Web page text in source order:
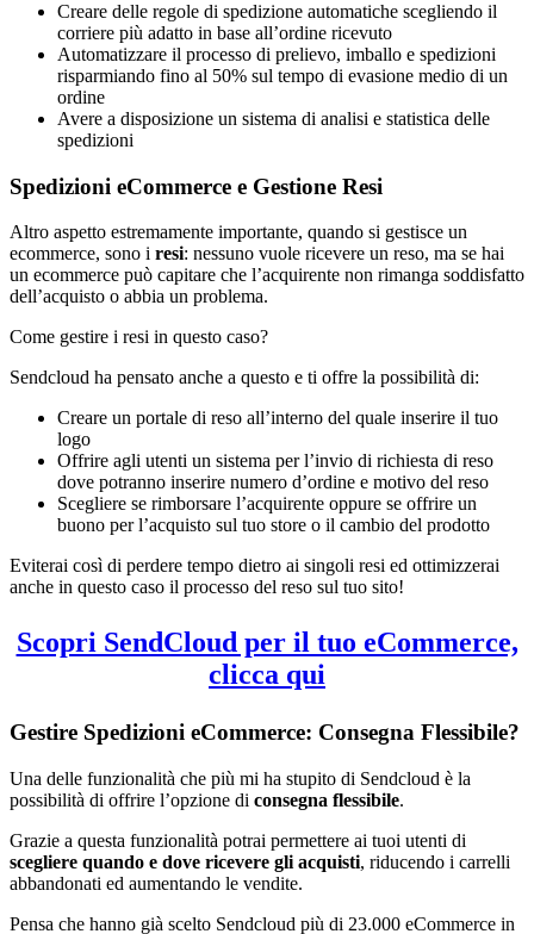
Creare delle regole di spedizione automatiche scegliendo il
corriere più adatto in base all’ordine ricevuto
Automatizzare il processo di prelievo, imballo e spedizioni
risparmiando fino al 50% sul tempo di evasione medio di un
ordine
Avere a disposizione un sistema di analisi e statistica delle
spedizioni
Spedizioni eCommerce e Gestione Resi
Altro aspetto estremamente importante, quando si gestisce un
ecommerce, sono i resi: nessuno vuole ricevere un reso, ma se hai
un ecommerce può capitare che l’acquirente non rimanga soddisfatto
dell’acquisto o abbia un problema.
Come gestire i resi in questo caso?
Sendcloud ha pensato anche a questo e ti offre la possibilità di:
Creare un portale di reso all’interno del quale inserire il tuo
logo
Offrire agli utenti un sistema per l’invio di richiesta di reso
dove potranno inserire numero d’ordine e motivo del reso
Scegliere se rimborsare l’acquirente oppure se offrire un
buono per l’acquisto sul tuo store o il cambio del prodotto
Eviterai così di perdere tempo dietro ai singoli resi ed ottimizzerai
anche in questo caso il processo del reso sul tuo sito!
Scopri SendCloud per il tuo eCommerce,
clicca qui
Gestire Spedizioni eCommerce: Consegna Flessibile?
Una delle funzionalità che più mi ha stupito di Sendcloud è la
possibilità di offrire l’opzione di consegna flessibile.
Grazie a questa funzionalità potrai permettere ai tuoi utenti di
scegliere quando e dove ricevere gli acquisti, riducendo i carrelli
abbandonati ed aumentando le vendite.
Pensa che hanno già scelto Sendcloud più di 23.000 eCommerce in